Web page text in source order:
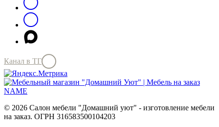
Канал в ТГ
© 2026 Салон мебели "Домашний уют" - изготовление мебели
на заказ. ОГРН 316583500104203